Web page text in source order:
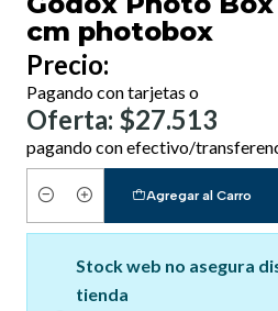
cm photobox
Precio:
Pagando con tarjetas o
Oferta: $27.513
pagando con efectivo/
Cantidad
Agregar al Carro
Stock web no asegura
tienda